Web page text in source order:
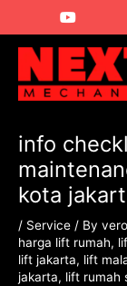
content
info
kota
/ Service / By
harga lift rumah,
lift jakarta, lift
jakarta, lift rumah
navigation